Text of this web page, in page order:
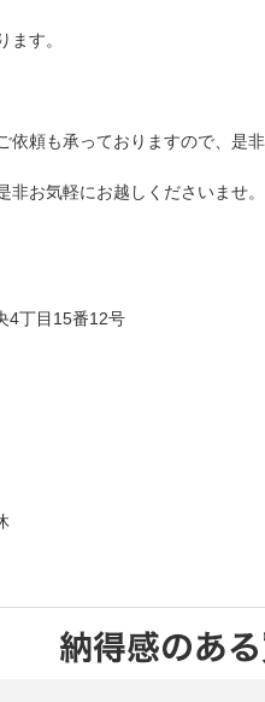
ます。
依頼も承っておりますので、是
お気軽にお越しくださいませ。
4丁目15番12号